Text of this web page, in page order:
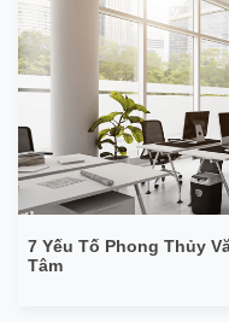
7 Yếu Tố Phong Thủy
Tâm